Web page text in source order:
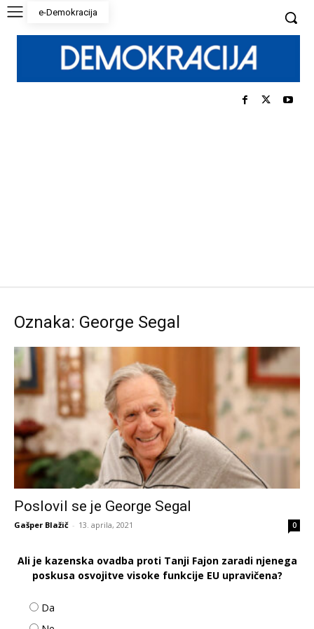
e-Demokracija
Oznaka: George Segal
Poslovil se je George Segal
Gašper Blažič - 13. aprila, 2021 0
Ali je kazenska ovadba proti Tanji Fajon zaradi njenega
poskusa osvojitve visoke funkcije EU upravičena?
Da